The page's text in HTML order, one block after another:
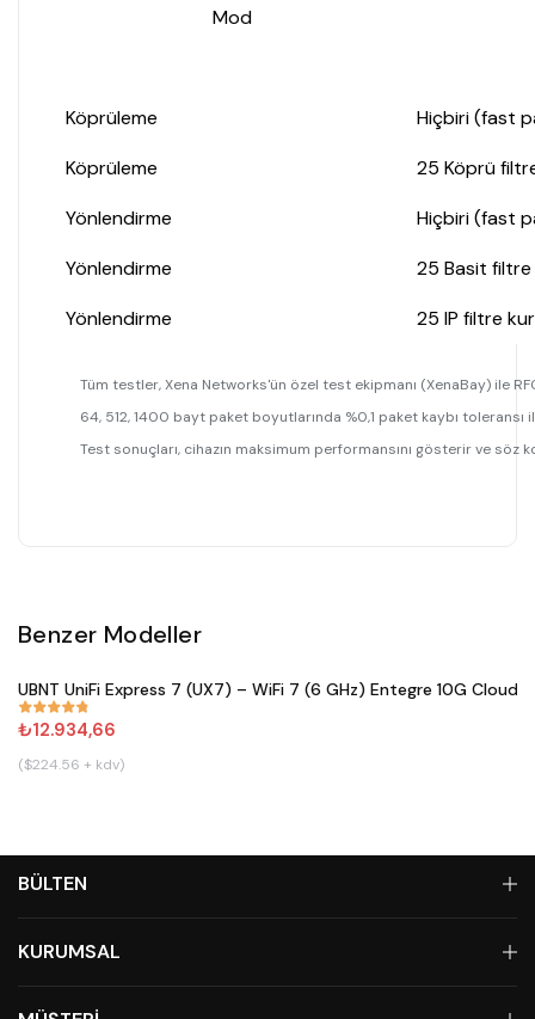
Mod
Köprüleme
Hiçbiri (fast
Köprüleme
25 Köprü
Yönlendirme
Hiçbiri (fast
Yönlendirme
25 Basit filtre
Yönlendirme
25 IP filtre
Tüm testler, Xena Networks'ün özel test ekipmanı (XenaBay) ile
64, 512, 1400 bayt paket boyutlarında %0,1 paket kaybı
Test sonuçları, cihazın maksimum performansını gösterir ve söz
Benzer Modeller
#833
UBNT UniFi Express 7 (UX7) – WiFi 7 (6 GHz) Entegre 10G
₺12.934,66
($224.56 + kdv)
BÜLTEN
KURUMSAL